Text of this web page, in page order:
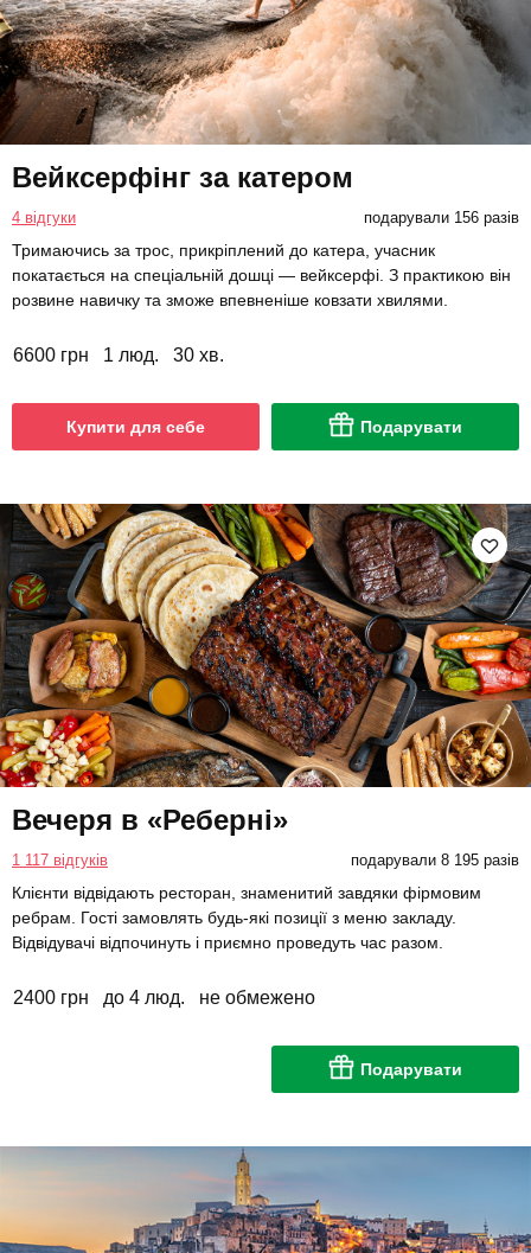
Вейксерфінг за катером
4 відгуки подарували 156 разів
Тримаючись за трос, прикріплений до катера, учасник
покатається на спеціальній дошці — вейксерфі. З практикою він
розвине навичку та зможе впевненіше ковзати хвилями.
6600 грн 1 люд. 30 хв.
Купити для себе Подарувати
Вечеря в «Реберні»
1 117 відгуків подарували 8 195 разів
Клієнти відвідають ресторан, знаменитий завдяки фірмовим
ребрам. Гості замовлять будь-які позиції з меню закладу.
Відвідувачі відпочинуть і приємно проведуть час разом.
2400 грн до 4 люд. не обмежено
Подарувати